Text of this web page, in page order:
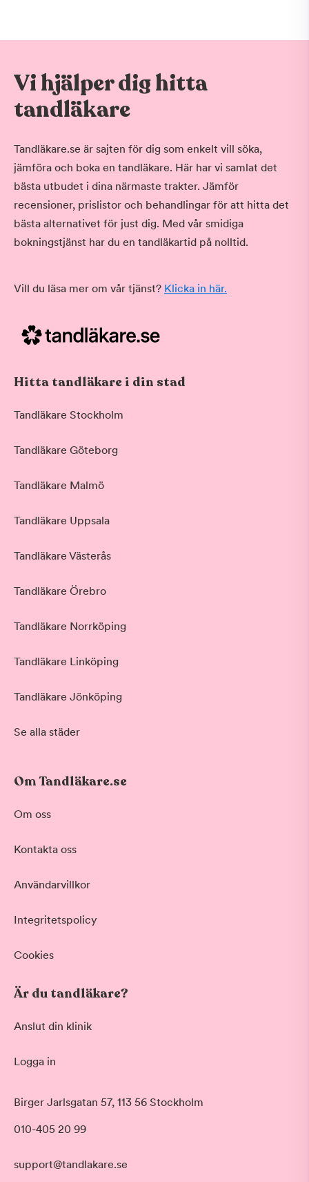
Akut tandvård
Basundersökning
Hygienistbehandling
Professionell rengöring och puts
Morgon
Klockan 09:00 - 12:00
Vi hjälper dig hitta
tandläkare
Tandläkare.se är sajten för dig som enkelt vill söka,
jämföra och boka en tandläkare. Här har vi samlat det
bästa utbudet i dina närmaste trakter. Jämför
recensioner, prislistor och behandlingar för att hitta det
bästa alternativet för just dig. Med vår smidiga
bokningstjänst har du en tandläkartid på nolltid.
Vill du läsa mer om vår tjänst? Klicka in här.
Hitta tandläkare i din stad
Tandläkare Stockholm
Tandläkare Göteborg
Tandläkare Malmö
Tandläkare Uppsala
Tandläkare Västerås
Tandläkare Örebro
Tandläkare Norrköping
Tandläkare Linköping
Tandläkare Jönköping
Se alla städer
Om Tandläkare.se
Om oss
Kontakta oss
Användarvillkor
Integritetspolicy
Cookies
Är du tandläkare?
Anslut din klinik
Logga in
Birger Jarlsgatan 57, 113 56 Stockholm
010-405 20 99
support@tandlakare.se